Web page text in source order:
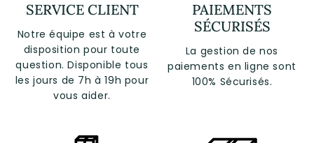
SERVICE CLIENT
Notre équipe est à votre
disposition pour toute
question. Disponible tous
les jours de 7h à 19h pour
vous aider.
PAIEMENTS
SÉCURISÉS
La gestion de nos
paiements en ligne sont
100% Sécurisés.